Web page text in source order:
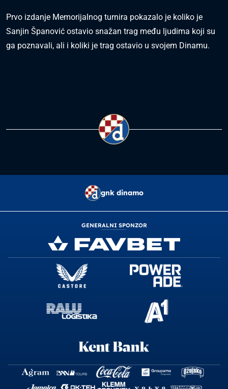
Prvo izdanje Memorijalnog turnira pokazalo je koliko je
Sanjin Španović ostavio snažan trag među ljudima koji su
ga poznavali, ali i koliki je trag ostavio u svojem Dinamu.
gnk dinamo
GENERALNI SPONZOR